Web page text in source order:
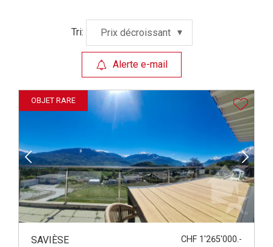
Tri: Prix décroissant
Alerte e-mail
OBJET RARE
SAVIÈSE
CHF 1'265'000.-